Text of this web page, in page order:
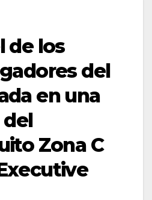
de los
del
en una
del
Zona C